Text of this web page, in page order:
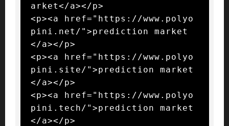
arket</a></p>
<p><a href="https://www.polyo
pini.net/">prediction market
</a></p>
<p><a href="https://www.polyo
pini.site/">prediction market
</a></p>
<p><a href="https://www.polyo
pini.tech/">prediction market
</a></p>